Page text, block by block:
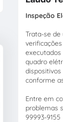
Inspeção
Trata-se
quadro
conforme
Entre em
problemas
99993-9155